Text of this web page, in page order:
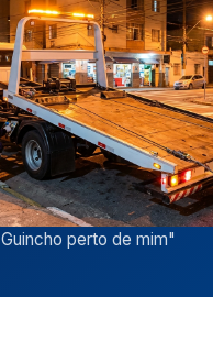
Guincho perto de mim"